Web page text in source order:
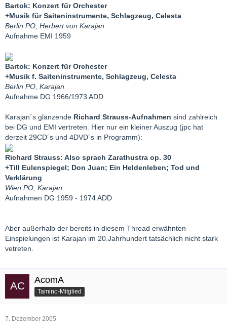
Bartok: Konzert für Orchester
+Musik für Saiteninstrumente, Schlagzeug, Celesta
Berlin PO, Herbert von Karajan
Aufnahme EMI 1959
Bartok: Konzert für Orchester
+Musik f. Saiteninstrumente, Schlagzeug, Celesta
Berlin PO, Karajan
Aufnahme DG 1966/1973 ADD
Karajan´s glänzende Richard Strauss-Aufnahmen sind zahlreich
bei DG und EMI vertreten. Hier nur ein kleiner Auszug (jpc hat
derzeit 29CD´s und 4DVD´s in Programm):
Richard Strauss: Also sprach Zarathustra op. 30
+Till Eulenspiegel; Don Juan; Ein Heldenleben; Tod und
Verklärung
Wien PO, Karajan
Aufnahmen DG 1959 - 1974 ADD
Aber außerhalb der bereits in diesem Thread erwähnten
Einspielungen ist Karajan im 20.Jahrhundert tatsächlich nicht stark
vetreten.
AcomA
Tamino-Mitglied
7. Dezember 2005